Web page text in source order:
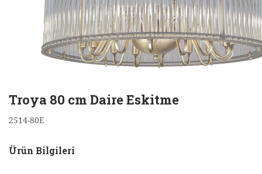
Troya 80 cm Daire Eskitme
2514-80E
Ürün Bilgileri